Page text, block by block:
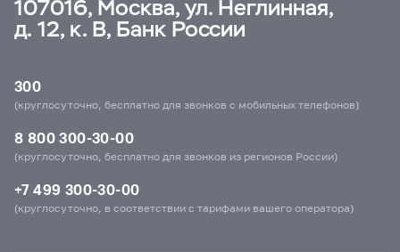
107016, Москва, ул. Неглинная,
д. 12, к. В, Банк России
300
(круглосуточно, бесплатно для звонков с мобильных телефонов)
8 800 300-30-00
(круглосуточно, бесплатно для звонков из регионов России)
+7 499 300-30-00
(круглосуточно, в соответствии с тарифами вашего оператора)